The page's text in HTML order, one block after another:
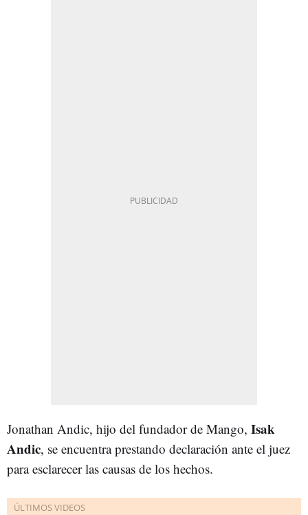
Jonathan Andic, hijo del fundador de Mango, Isak
Andic, se encuentra prestando declaración ante el juez
para esclarecer las causas de los hechos.